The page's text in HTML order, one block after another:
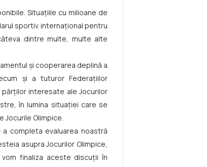
Situațiile cu milioane de
sportiv internațional pentru
dintre multe, multe alte
și cooperarea deplină a
și a tuturor Federațiilor
interesate ale Jocurilor
în lumina situației care se
Olimpice.
completa evaluarea noastră
asupra Jocurilor Olimpice,
finaliza aceste discuții în